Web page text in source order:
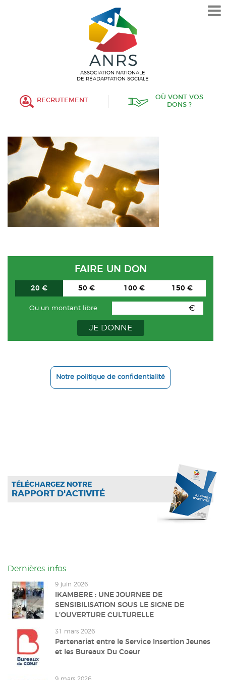
L’ASSOCIATION
HISTORIQUE
VALEURS ET ENGAGEMENT
ASSOCIATIF
FONCTIONNEMENT
ÉTABLISSEMENTS SERVICES
PROTECTION DE L’ENFANCE
INSERTION
INTRANET
ASSOCIATION NATIONALE
DE RÉADAPTATION SOCIALE
RECRUTEMENT
OÙ VONT VOS
DONS ?
FAIRE UN DON
20 € 50 € 100 € 150 €
Ou un montant libre €
JE DONNE
Notre politique de confidentialité
TÉLÉCHARGEZ NOTRE
RAPPORT D'ACTIVITÉ
Dernières infos
9 juin 2026
IKAMBERE : UNE JOURNEE DE
SENSIBILISATION SOUS LE SIGNE DE
L’OUVERTURE CULTURELLE
31 mars 2026
Partenariat entre le Service Insertion Jeunes
et les Bureaux Du Coeur